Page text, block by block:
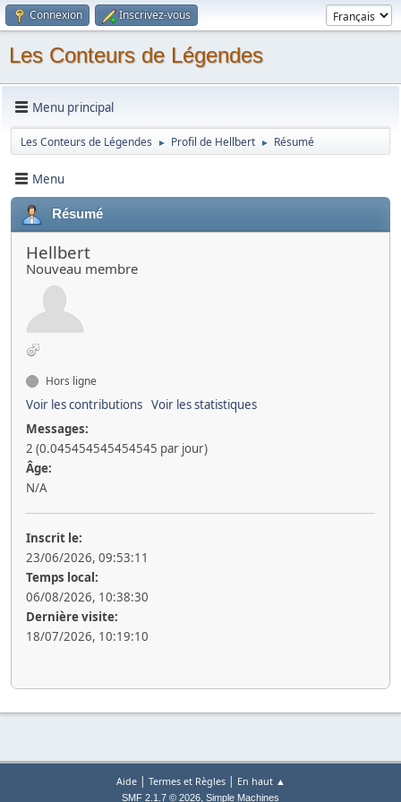
Connexion Inscrivez-vous
Les Conteurs de Légendes
Menu principal
Les Conteurs de Légendes ► Profil de Hellbert ► Résumé
Menu
Résumé
Hellbert
Nouveau membre
Hors ligne
Voir les contributions Voir les statistiques
Messages:
2 (0.045454545454545 par jour)
Âge:
N/A
Inscrit le:
23/06/2026, 09:53:11
Temps local:
06/08/2026, 10:38:30
Dernière visite:
18/07/2026, 10:19:10
Aide| Termes et Règles| En haut ▲
SMF 2.1.7 © 2026, Simple Machines